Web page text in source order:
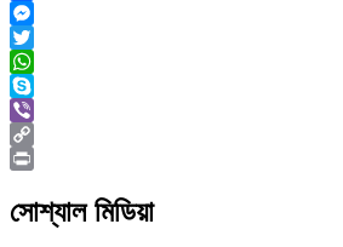
Facebook
Messenger
Twitter
WhatsApp
Skype
Viber
Copy
সোশ্যাল মিডিয়া